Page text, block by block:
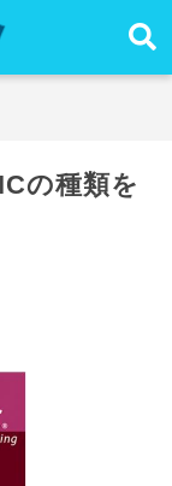
の種類を